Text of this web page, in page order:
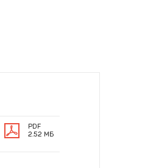
PDF
2.52 МБ